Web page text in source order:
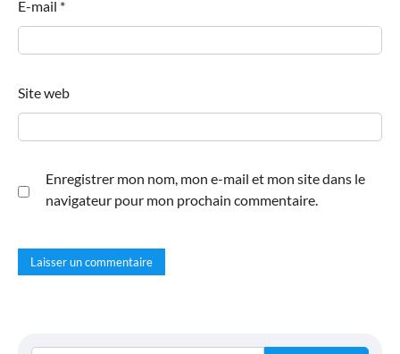
E-mail *
Site web
Enregistrer mon nom, mon e-mail et mon site dans le
navigateur pour mon prochain commentaire.